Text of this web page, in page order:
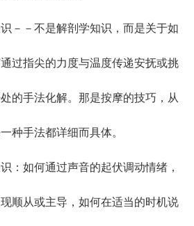
－不是解剖学知识，而是关于如
过指尖的力度与温度传递安抚或挑
的手法化解。那是按摩的技巧，从
种手法都详细而具体。
如何通过声音的起伏调动情绪，
顺从或主导，如何在适当的时机说